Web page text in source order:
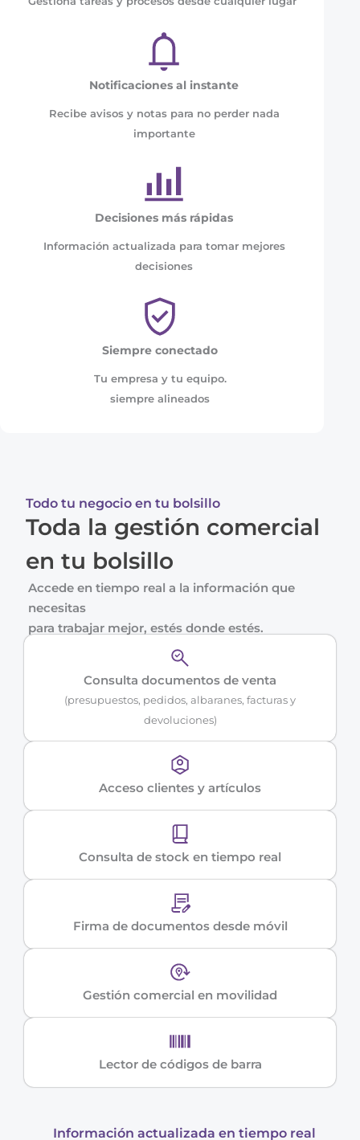
Notificaciones al instante
Recibe avisos y notas para no perder nada
importante
Decisiones más rápidas
Información actualizada para tomar mejores
decisiones
Siempre conectado
Tu empresa y tu equipo.
siempre alineados
Todo tu negocio en tu bolsillo
Toda la gestión comercial
en tu bolsillo
Accede en tiempo real a la información que
necesitas
para trabajar mejor, estés donde estés.
Consulta documentos de venta
(presupuestos, pedidos, albaranes, facturas y
devoluciones)
Acceso clientes y artículos
Consulta de stock en tiempo real
Firma de documentos desde móvil
Gestión comercial en movilidad
Lector de códigos de barra
Información actualizada en tiempo real